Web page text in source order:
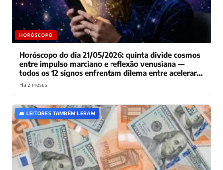
HORÓSCOPO
Horóscopo do dia 21/05/2026: quinta divide cosmos
entre impulso marciano e reflexão venusiana —
todos os 12 signos enfrentam dilema entre acelerar e
pausar
Há 2 meses
👥 LEITORES TAMBÉM LERAM